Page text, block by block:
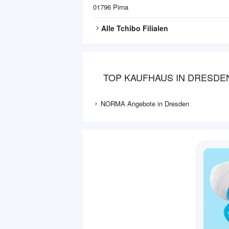
01796 Pirna
Alle Tchibo Filialen
TOP KAUFHAUS IN
NORMA Angebote in Dresden